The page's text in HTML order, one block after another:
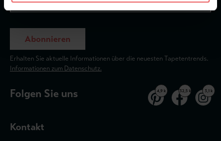
Abonnieren
Erhalten Sie aktuelle Informationen über die neuesten Tapetentrends.
Informationen zum Datenschutz.
Folgen Sie uns 4,9 k 32,5 k 3,1 k
Kontakt